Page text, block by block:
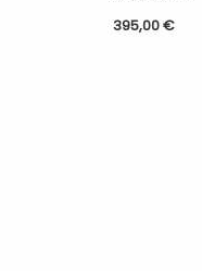
395,00€